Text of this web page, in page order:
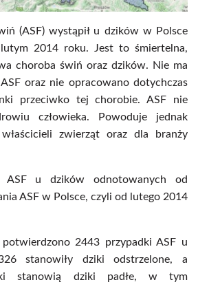
(ASF) wystąpił u dzików w Polsce
2014 roku. Jest to śmiertelna,
choroba świń oraz dzików. Nie ma
oraz nie opracowano dotychczas
przeciwko tej chorobie. ASF nie
człowieka. Powoduje jednak
zwierząt oraz dla branży
ASF u dzików odnotowanych od
ASF w Polsce, czyli od lutego 2014
2443 przypadki ASF u
stanowiły dziki odstrzelone, a
stanowią dziki padłe, w tym